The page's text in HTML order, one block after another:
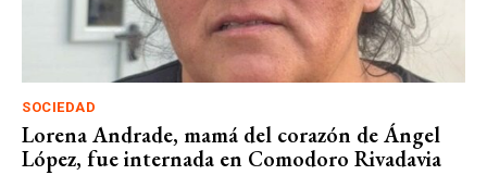
SOCIEDAD
Lorena Andrade, mamá del corazón de Ángel
López, fue internada en Comodoro Rivadavia